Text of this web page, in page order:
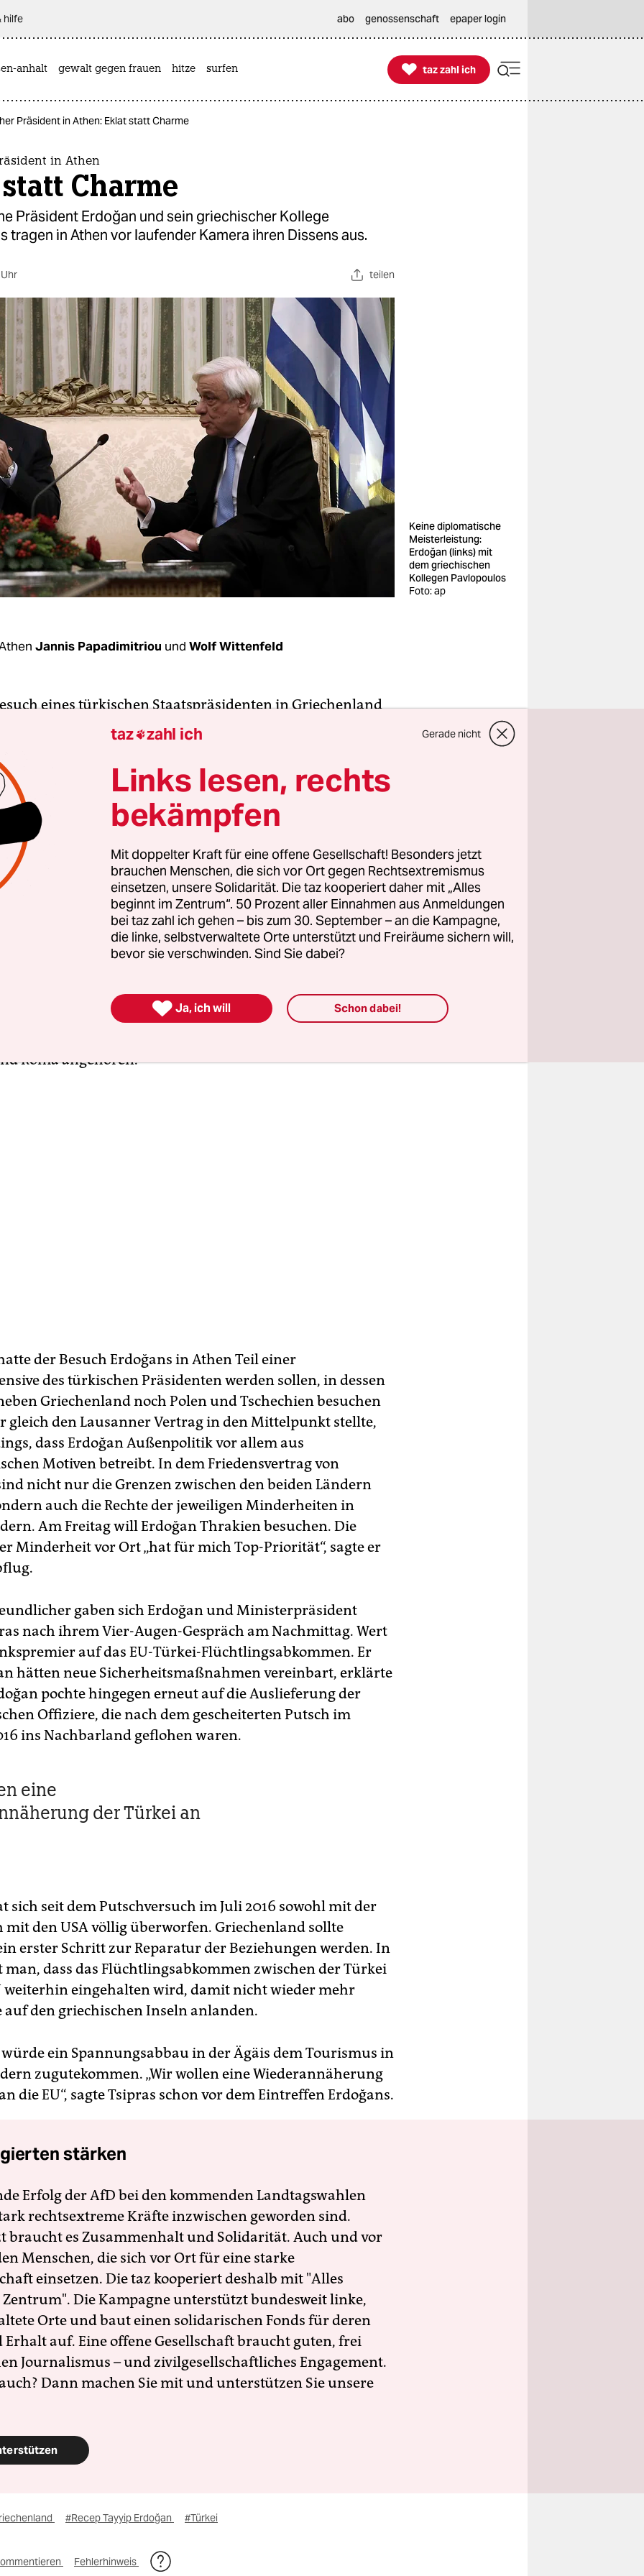
hilfe abo genossenschaft epaper login
anhalt gewalt gegen frauen hitze surfen 
taz zahl ich
taz zahl ich
Präsident in Athen: Eklat statt Charme
in Athen
Charme
Präsident Erdoğan und sein griechischer Kollege
tragen in Athen vor laufender Kamera ihren Dissens aus.
teilen
Keine diplomatische
Meisterleistung:
Erdoğan (links) mit
dem griechischen
Kollegen Pavlopoulos
Foto: ap
Jannis Papadimitriou und Wolf Wittenfeld
eines türkischen Staatspräsidenten in Griechenland
hat am Donnerstag mit einem kleinen Eklat begonnen:
Minuten nachdem Erdoğan bei seinem griechischen
Prokopis Pavlopoulos Platz genommen hat, kam es zu
Dissens vor laufenden Kameras über den Lausanner
kompliziertes Rechtsabkommen, das unter anderem die
und die Zugehörigkeit von Inseln in der Ägäis
die freundliche Mahnung des Gastgebers hin, der
sei nicht verhandelbar, sagte Erdoğan, dass „sich
hat“ seit dem Abschluss dieses Vertragswerks.
er sich über Armut und mangelnde
im muslimisch geprägten griechischen Grenzgebiet
in der Region – damit brüskiert er die Gastgeber, da nach
in Thrakien keine „türkische“, sondern eine
Roma angehören.
der Besuch Erdoğans in Athen Teil einer
des türkischen Präsidenten werden sollen, in dessen
Griechenland noch Polen und Tschechien besuchen
gleich den Lausanner Vertrag in den Mittelpunkt stellte,
dass Erdoğan Außenpolitik vor allem aus
Motiven betreibt. In dem Friedensvertrag von
nicht nur die Grenzen zwischen den beiden Ländern
auch die Rechte der jeweiligen Minderheiten in
Am Freitag will Erdoğan Thrakien besuchen. Die
Minderheit vor Ort „hat für mich Top-Priorität“, sagte er
gaben sich Erdoğan und Ministerpräsident
nach ihrem Vier-Augen-Gespräch am Nachmittag. Wert
auf das EU-Türkei-Flüchtlingsabkommen. Er
hätten neue Sicherheitsmaßnahmen vereinbart, erklärte
pochte hingegen erneut auf die Auslieferung der
Offiziere, die nach dem gescheiterten Putsch im
ins Nachbarland geflohen waren.
eine
der Türkei an
sich seit dem Putschversuch im Juli 2016 sowohl mit der
mit den USA völlig überworfen. Griechenland sollte
erster Schritt zur Reparatur der Beziehungen werden. In
dass das Flüchtlingsabkommen zwischen der Türkei
weiterhin eingehalten wird, damit nicht wieder mehr
den griechischen Inseln anlanden.
ein Spannungsabbau in der Ägäis dem Tourismus in
zugutekommen. „Wir wollen eine Wiederannäherung
die EU“, sagte Tsipras schon vor dem Eintreffen Erdoğans.
stärken
Erfolg der AfD bei den kommenden Landtagswahlen
rechtsextreme Kräfte inzwischen geworden sind.
braucht es Zusammenhalt und Solidarität. Auch und vor
Menschen, die sich vor Ort für eine starke
einsetzen. Die taz kooperiert deshalb mit "Alles
Die Kampagne unterstützt bundesweit linke,
Orte und baut einen solidarischen Fonds für deren
Erhalt auf. Eine offene Gesellschaft braucht guten, frei
Journalismus – und zivilgesellschaftliches Engagement.
Dann machen Sie mit und unterstützen Sie unsere
#Recep Tayyip Erdoğan #Türkei
Fehlerhinweis
taz zahl ich Gerade nicht
Links lesen, rechts
bekämpfen
Mit doppelter Kraft für eine offene Gesellschaft! Besonders jetzt
brauchen Menschen, die sich vor Ort gegen Rechtsextremismus
einsetzen, unsere Solidarität. Die taz kooperiert daher mit „Alles
beginnt im Zentrum“. 50 Prozent aller Einnahmen aus Anmeldungen
bei taz zahl ich gehen – bis zum 30. September – an die Kampagne,
die linke, selbstverwaltete Orte unterstützt und Freiräume sichern will,
bevor sie verschwinden. Sind Sie dabei?
 Ja, ich will Schon dabei!